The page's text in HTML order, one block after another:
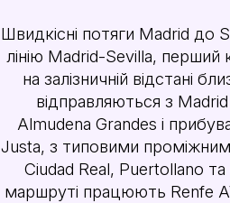
Швидкісні потяги Madrid до
лінію Madrid-Sevilla, перший
на залізничній відстані
відправляються з
Almudena Grandes і
Justa, з типовими
Ciudad Real, Puertollano
маршруті працюють Renfe